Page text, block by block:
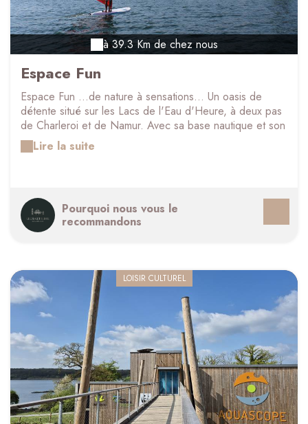
à 39.3 Km de chez nous
Espace Fun
Espace Fun ...de nature à sensations... Un oasis de
détente situé sur les Lacs de l'Eau d'Heure, à deux pas
de Charleroi et de Namur. Avec sa base nautique et son
espace plage vous y trouverez de quoi ravir petits et
grands, débutants ou confirmés et vos sorties en
Lire la suite
Pourquoi nous vous le
recommandons
LOISIR CULTUREL